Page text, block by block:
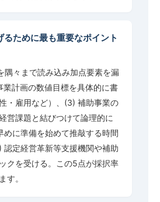
るために最も重要なポイント
隅々まで読み込み加点要素を漏
業計画の数値目標を具体的に書
・雇用など）、(3) 補助事業の
営課題と結びつけて論理的に
めに準備を始めて推敲する時間
認定経営革新等支援機関や補助
クを受ける。この5点が採択率
す。